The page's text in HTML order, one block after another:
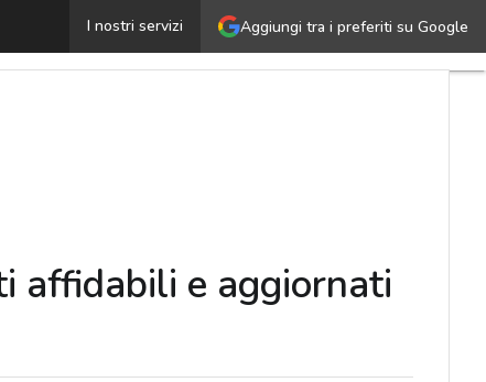
Aggiungi tra i preferiti su Google
I nostri servizi
quality nel retail: le best practice per ottenere
affidabili e aggiornati